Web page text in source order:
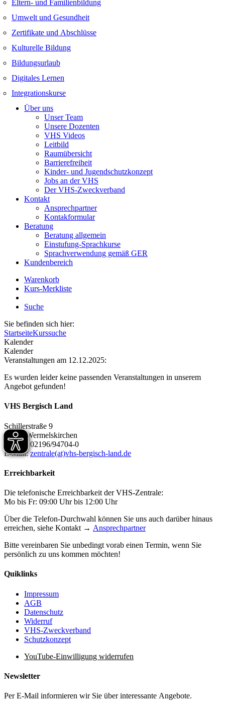
Eltern- und Familienbildung
Umwelt und Gesundheit
Zertifikate und Abschlüsse
Kulturelle Bildung
Bildungsurlaub
Digitales Lernen
Integrationskurse
Über uns
Unser Team
Unsere Dozenten
VHS Videos
Leitbild
Raumübersicht
Barrierefreiheit
Kinder- und Jugendschutzkonzept
Jobs an der VHS
Der VHS-Zweckverband
Kontakt
Ansprechpartner
Kontakformular
Beratung
Beratung allgemein
Einstufung-Sprachkurse
Sprachverwendung gemäß GER
Kundenbereich
Warenkorb
Kurs-Merkliste
Suche
Sie befinden sich hier:
StartseiteKurssuche
Kalender
Kalender
Veranstaltungen am 12.12.2025:
Es wurden leider keine passenden Veranstaltungen in unserem
Angebot gefunden!
VHS Bergisch Land
Schillerstraße 9
42929 Wermelskirchen
Telefon 02196/94704-0
E-Mail:zentrale(at)vhs-bergisch-land.de
Erreichbarkeit
Die telefonische Erreichbarkeit der VHS-Zentrale:
Mo bis Fr: 09:00 Uhr bis 12:00 Uhr
Über die Telefon-Durchwahl können Sie uns auch darüber hinaus
erreichen, siehe Kontakt → Ansprechpartner
Bitte vereinbaren Sie unbedingt vorab einen Termin, wenn Sie
persönlich zu uns kommen möchten!
Quiklinks
Impressum
AGB
Datenschutz
Widerruf
VHS-Zweckverband
Schutzkonzept
YouTube-Einwilligung widerrufen
Newsletter
Per E-Mail informieren wir Sie über interessante Angebote.